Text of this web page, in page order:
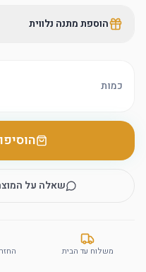
הוספת מתנה נלווית
כמות
שאלה על
משלוח עד הבית החזרה